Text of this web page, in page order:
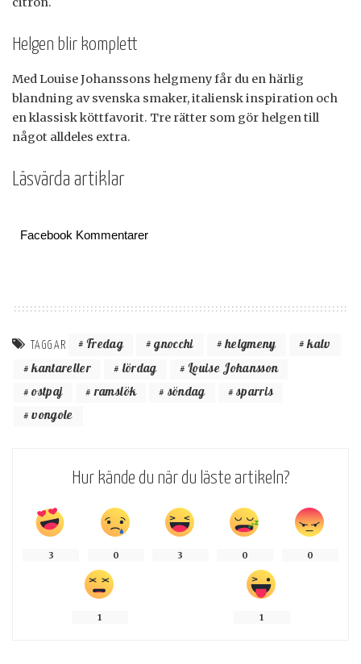
Helgen blir komplett
Med Louise Johanssons helgmeny får du en härlig
blandning av svenska smaker, italiensk inspiration och
en klassisk köttfavorit. Tre rätter som gör helgen till
något alldeles extra.
Läsvärda artiklar
Facebook Kommentarer
TAGGAR Fredag gnocchi helgmeny
kalv
kantareller
lördag
Louise Johansson
ostpaj
ramslök söndag
sparris
vongole
Hur kände du när du läste artikeln?
3 0 3 0 0
1 1